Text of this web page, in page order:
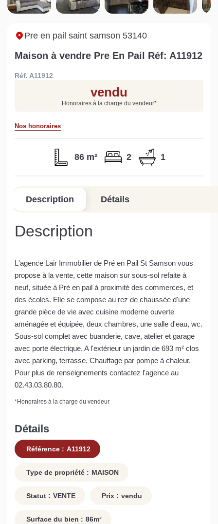
maison à Mortagne-au-
Perche
non viabilisé à Pré-en-
Pail ?
Rapide et gratuit, recevez votre estimation
Estimer mon bien maintenant
Pre en pail saint samson 53140
Maison à vendre Pre En Pail Réf: A11912
Réf. A11912
vendu
Honoraires à la charge du vendeur*
Nos honoraires
86 m² 2 1
Description Détails
Description
L'agence Lair Immobilier de Pré en Pail St Samson vous
propose à la vente, cette maison sur sous-sol refaite à
neuf, située à Pré en pail à proximité des commerces, et
des écoles. Elle se compose au rez de chaussée d'une
grande pièce de vie avec cuisine moderne ouverte
aménagée et équipée, deux chambres, une salle d'eau, wc.
Sous-sol complet avec buanderie, cave, atelier et garage
avec porte électrique. A l'extérieur un jardin de 693 m² clos
avec parking, terrasse. Chauffage par pompe à chaleur.
Pour plus de renseignements contactez l'agence au
02.43.03.80.80.
*Honoraires à la charge du vendeur
Détails
Référence : A11912
Type de propriété : MAISON
Statut : VENTE Prix : vendu
Surface du bien : 86m²